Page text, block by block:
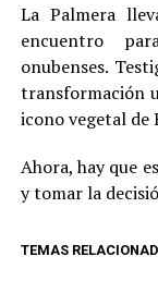
La Palmera
encuentro
onubenses.
transformación
icono vegetal de
Ahora, hay que
y tomar la
TEMAS